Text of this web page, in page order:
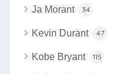
Ja Morant 34
Kevin Durant 47
Kobe Bryant 115